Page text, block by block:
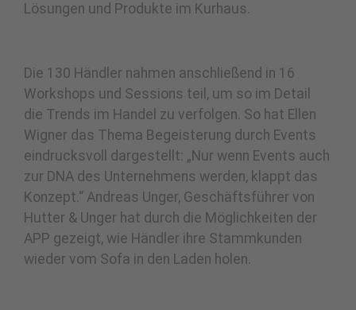
Lösungen und Produkte im Kurhaus.
Die 130 Händler nahmen anschließend in 16
Workshops und Sessions teil, um so im Detail
die Trends im Handel zu verfolgen. So hat Ellen
Wigner das Thema Begeisterung durch Events
eindrucksvoll dargestellt: „Nur wenn Events auch
zur DNA des Unternehmens werden, klappt das
Konzept.“ Andreas Unger, Geschäftsführer von
Hutter & Unger hat durch die Möglichkeiten der
APP gezeigt, wie Händler ihre Stammkunden
wieder vom Sofa in den Laden holen.